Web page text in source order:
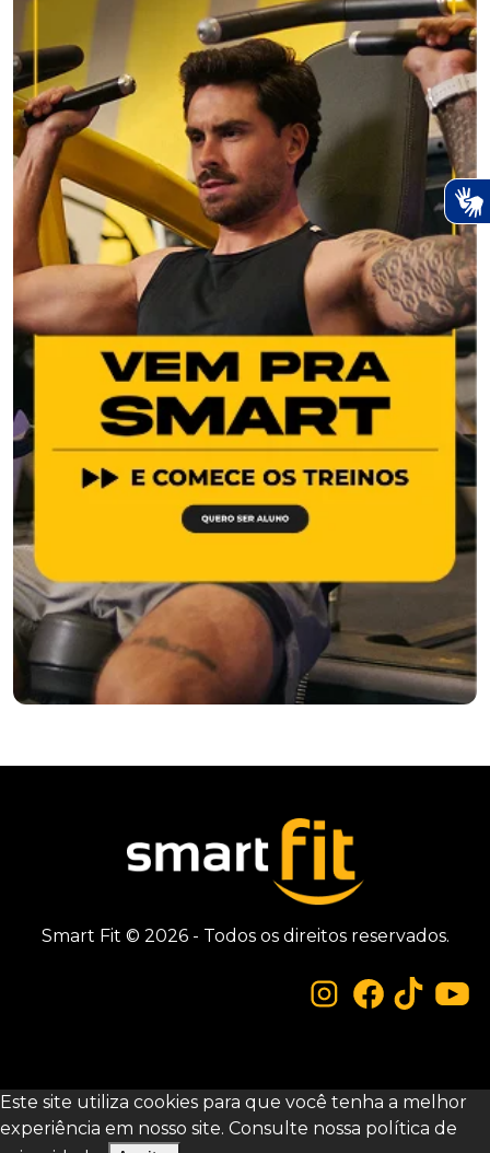
Smart Fit © 2026 - Todos os direitos reservados.
Este site utiliza cookies para que você tenha a melhor
experiência em nosso site. Consulte nossa política de